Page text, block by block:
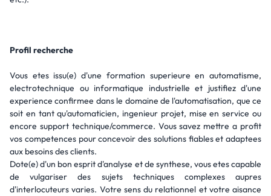
Profil recherche
Vous etes issu(e) d'une formation superieure en automatisme,
electrotechnique ou informatique industrielle et justifiez d'une
experience confirmee dans le domaine de l'automatisation, que ce
soit en tant qu'automaticien, ingenieur projet, mise en service ou
encore support technique/commerce. Vous savez mettre a profit
vos competences pour concevoir des solutions fiables et adaptees
aux besoins des clients.
Dote(e) d'un bon esprit d'analyse et de synthese, vous etes capable
de vulgariser des sujets techniques complexes aupres
d'interlocuteurs varies. Votre sens du relationnel et votre aisance